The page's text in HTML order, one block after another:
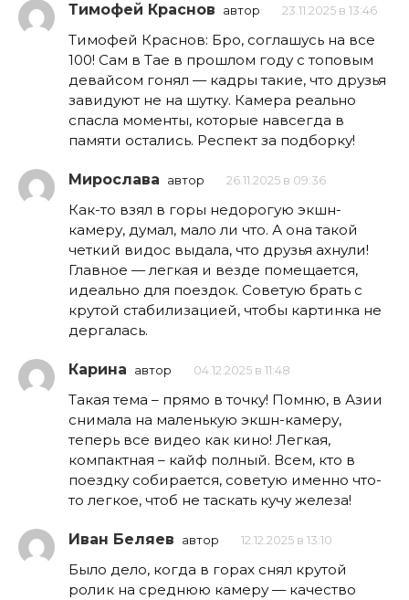
Тимофей Краснов автор 23.11.2025 в 13:46
Тимофей Краснов: Бро, соглашусь на все
100! Сам в Тае в прошлом году с топовым
девайсом гонял — кадры такие, что друзья
завидуют не на шутку. Камера реально
спасла моменты, которые навсегда в
памяти остались. Респект за подборку!
Мирослава автор 26.11.2025 в 09:36
Как-то взял в горы недорогую экшн-
камеру, думал, мало ли что. А она такой
четкий видос выдала, что друзья ахнули!
Главное — легкая и везде помещается,
идеально для поездок. Советую брать с
крутой стабилизацией, чтобы картинка не
дергалась.
Карина автор 04.12.2025 в 11:48
Такая тема – прямо в точку! Помню, в Азии
снимала на маленькую экшн-камеру,
теперь все видео как кино! Легкая,
компактная – кайф полный. Всем, кто в
поездку собирается, советую именно что-
то легкое, чтоб не таскать кучу железа!
Иван Беляев автор 12.12.2025 в 13:10
Было дело, когда в горах снял крутой
ролик на среднюю камеру — качество